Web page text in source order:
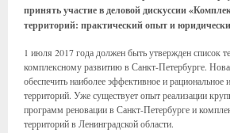
принять участие в деловой дискуссии
территорий: практический опыт и
1 июля 2017 года должен быть утвержден список
комплексному развитию в Санкт-Петербурге.
обеспечить наиболее эффективное и рациональное
территорий. Уже существует опыт реализации
программ реновации в Санкт-Петербурге и
территорий в Ленинградской области.